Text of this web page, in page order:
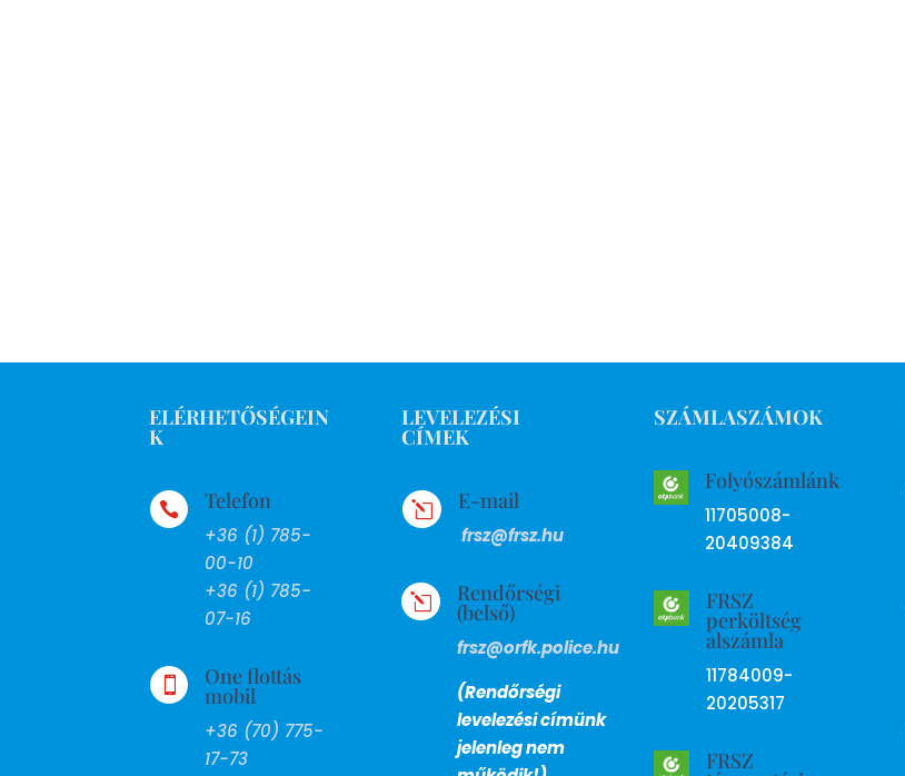
ELÉRHETŐSÉGEIN
K
 Telefon
+36 (1) 785-
00-10
+36 (1) 785-
07-16
 One flottás
mobil
+36 (70) 775-
17-73
LEVELEZÉSI
CÍMEK
l E-mail
frsz@frsz.hu
l Rendőrségi
(belső)
frsz@orfk.police.hu
(Rendőrségi
levelezési címünk
jelenleg nem
SZÁMLASZÁMOK
Folyószámlánk
11705008-
20409384
FRSZ
perköltség
alszámla
11784009-
20205317
FRSZ